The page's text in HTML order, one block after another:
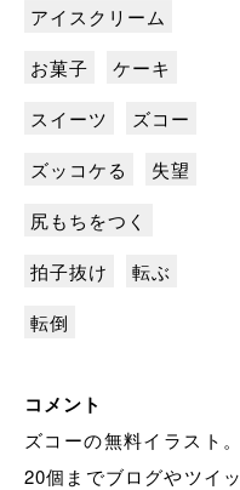
アイスクリーム
お菓子
ケーキ
スイーツ
ズコー
ズッコケる
失望
尻もちをつく
拍子抜け
転ぶ
転倒
コメント
ズコーの無料イラスト。
20個までブログやツイッ